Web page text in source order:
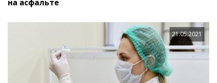
на асфальте
21.05.2021